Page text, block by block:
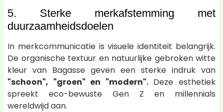
5. Sterke merkafstemming met
duurzaamheidsdoelen
In merkcommunicatie is visuele identiteit belangrijk.
De organische textuur en natuurlijke gebroken witte
kleur van Bagasse geven een sterke indruk van
"schoon", "groen" en "modern".Deze esthetiek
spreekt eco-bewuste Gen Z en millennials
wereldwijd aan.